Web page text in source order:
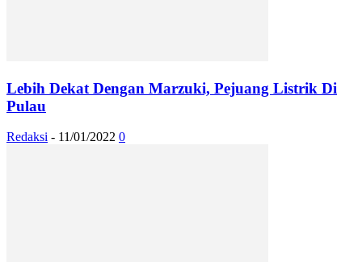
Lebih Dekat Dengan Marzuki, Pejuang Listrik Di
Pulau
Redaksi - 11/01/2022 0